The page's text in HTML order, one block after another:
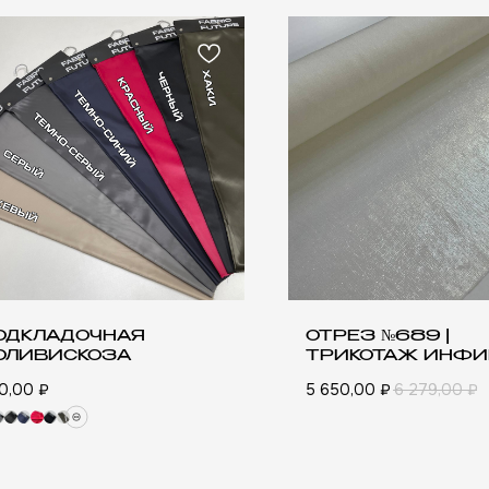
₽
ОТРЕЗ №689 |
ТРИКОТАЖ
5 650,00 ₽ 6 279,00 ₽
И УХОД